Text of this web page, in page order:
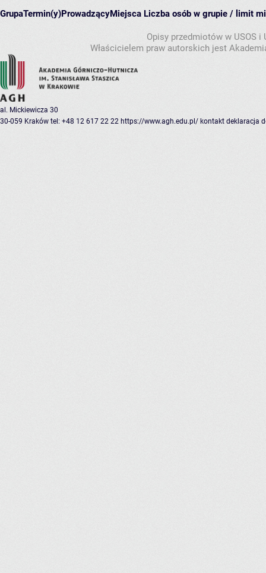
GrupaTermin(y)ProwadzącyMiejsca Liczba osób w grupie / limit
Opisy przedmiotów w USOS
Właścicielem praw autorskich jest
al. Mickiewicza 30
30-059 Kraków tel: +48 12 617 22 22 https://www.agh.edu.pl/ kontakt deklaracja